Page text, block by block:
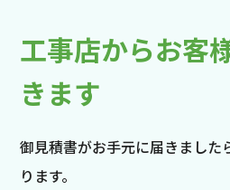
工事店からお客
きます
御見積書がお手元に届きました
ります。